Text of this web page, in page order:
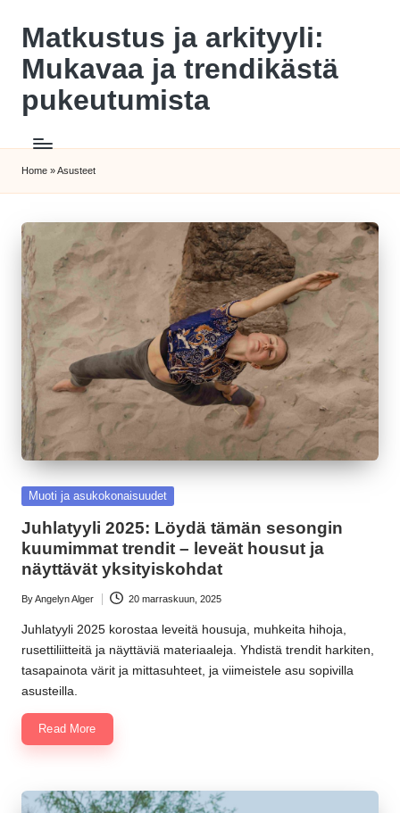
content
Matkustus ja arkityyli:
Mukavaa ja trendikästä
pukeutumista
Home »Asusteet
Posted
Muoti ja asukokonaisuudet
Juhlatyyli 2025: Löydä tämän sesongin
kuumimmat trendit – leveät housut ja
näyttävät yksityiskohdat
Posted
by
ByAngelyn Alger 20 marraskuun, 2025
Juhlatyyli 2025 korostaa leveitä housuja, muhkeita hihoja,
rusettiliitteitä ja näyttäviä materiaaleja. Yhdistä trendit harkiten,
tasapainota värit ja mittasuhteet, ja viimeistele asu sopivilla
asusteilla.
Read More